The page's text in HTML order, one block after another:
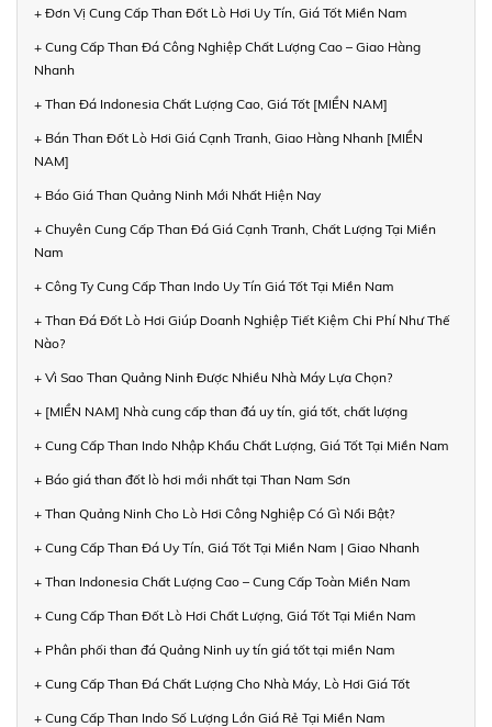
+ Đơn Vị Cung Cấp Than Đốt Lò Hơi Uy Tín, Giá Tốt Miền Nam
+ Cung Cấp Than Đá Công Nghiệp Chất Lượng Cao – Giao Hàng
Nhanh
+ Than Đá Indonesia Chất Lượng Cao, Giá Tốt [MIỀN NAM]
+ Bán Than Đốt Lò Hơi Giá Cạnh Tranh, Giao Hàng Nhanh [MIỀN
NAM]
+ Báo Giá Than Quảng Ninh Mới Nhất Hiện Nay
+ Chuyên Cung Cấp Than Đá Giá Cạnh Tranh, Chất Lượng Tại Miền
Nam
+ Công Ty Cung Cấp Than Indo Uy Tín Giá Tốt Tại Miền Nam
+ Than Đá Đốt Lò Hơi Giúp Doanh Nghiệp Tiết Kiệm Chi Phí Như Thế
Nào?
+ Vì Sao Than Quảng Ninh Được Nhiều Nhà Máy Lựa Chọn?
+ [MIỀN NAM] Nhà cung cấp than đá uy tín, giá tốt, chất lượng
+ Cung Cấp Than Indo Nhập Khẩu Chất Lượng, Giá Tốt Tại Miền Nam
+ Báo giá than đốt lò hơi mới nhất tại Than Nam Sơn
+ Than Quảng Ninh Cho Lò Hơi Công Nghiệp Có Gì Nổi Bật?
+ Cung Cấp Than Đá Uy Tín, Giá Tốt Tại Miền Nam | Giao Nhanh
+ Than Indonesia Chất Lượng Cao – Cung Cấp Toàn Miền Nam
+ Cung Cấp Than Đốt Lò Hơi Chất Lượng, Giá Tốt Tại Miền Nam
+ Phân phối than đá Quảng Ninh uy tín giá tốt tại miền Nam
+ Cung Cấp Than Đá Chất Lượng Cho Nhà Máy, Lò Hơi Giá Tốt
+ Cung Cấp Than Indo Số Lượng Lớn Giá Rẻ Tại Miền Nam